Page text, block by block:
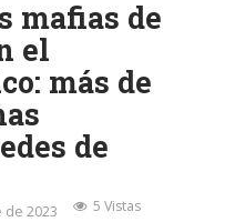
mafias de
el
más de
de
de 2023 5 Vistas